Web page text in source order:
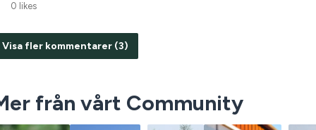
0 likes
Visa fler kommentarer (3)
från vårt Community